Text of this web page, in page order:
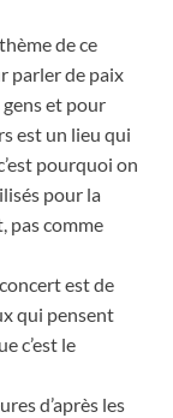
de ce
parler de paix
et pour
est un lieu qui
pourquoi on
pour la
pas comme
est de
qui pensent
c’est le
d’après les